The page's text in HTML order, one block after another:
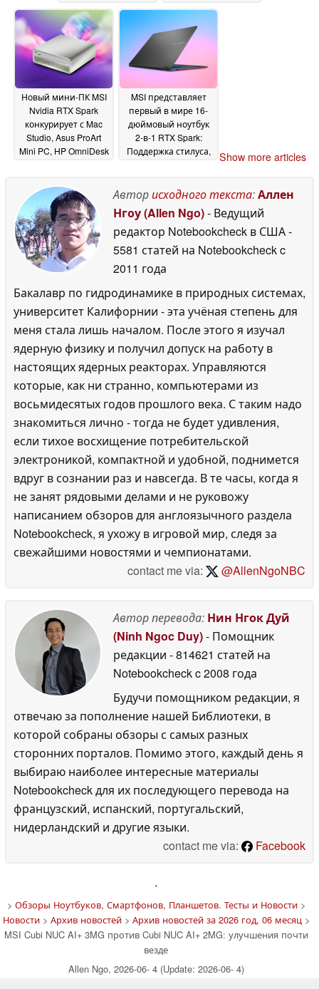
SSD на 1 ТБ
02 June 2026
Новый мини-ПК MSI
Nvidia RTX Spark
конкурирует с Mac
Studio, Asus ProArt
Mini PC, HP OmniDesk
MSI представляет
первый в мире 16-
дюймовый ноутбук
2-в-1 RTX Spark:
Поддержка стилуса,
June 2026
Show more articles
Авторисходного текста:Аллен
Нгоу (Allen Ngo)- Ведущий
редактор Notebookcheck в США-
5581 статей на Notebookcheckc
2011 года
Бакалавр по гидродинамике в природных системах,
университет Калифорнии - эта учёная степень для
меня стала лишь началом. После этого я изучал
ядерную физику и получил допуск на работу в
настоящих ядерных реакторах. Управляются
которые, как ни странно, компьютерами из
восьмидесятых годов прошлого века. С таким надо
знакомиться лично - тогда не будет удивления,
если тихое восхищение потребительской
электроникой, компактной и удобной, поднимется
вдруг в сознании раз и навсегда. В те часы, когда я
не занят рядовыми делами и не руковожу
написанием обзоров для англоязычного раздела
Notebookcheck, я ухожу в игровой мир, следя за
свежайшими новостями и чемпионатами.
contact me via:
@AllenNgoNBC
Автор перевода: Нин Нгок Дуй
(Ninh Ngoc Duy)- Помощник
редакции - 814621 статей на
Notebookcheckc 2008 года
Будучи помощником редакции, я
отвечаю за пополнение нашей Библиотеки, в
которой собраны обзоры с самых разных
сторонних порталов. Помимо этого, каждый день я
выбираю наиболее интересные материалы
Notebookcheck для их последующего перевода на
французский, испанский, португальский,
нидерландский и другие языки.
contact me via:
Facebook
'
> Обзоры Ноутбуков, Смартфонов, Планшетов. Тесты и Новости>
Новости> Архив новостей> Архив новостей за 2026 год, 06 месяц >
MSI Cubi NUC AI+ 3MG против Cubi NUC AI+ 2MG: улучшения почти
везде
Allen Ngo, 2026-06- 4 (Update: 2026-06- 4)